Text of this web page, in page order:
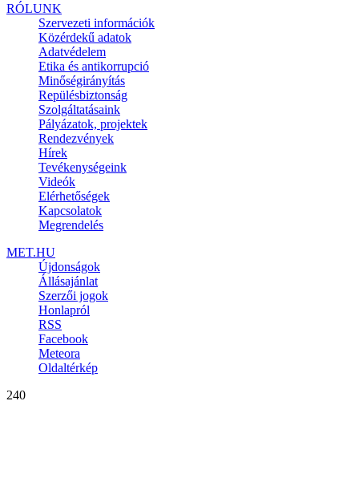
RÓLUNK
Szervezeti információk
Közérdekű adatok
Adatvédelem
Etika és antikorrupció
Minőségirányítás
Repülésbiztonság
Szolgáltatásaink
Pályázatok, projektek
Rendezvények
Hírek
Tevékenységeink
Videók
Elérhetőségek
Kapcsolatok
Megrendelés
MET.HU
Újdonságok
Állásajánlat
Szerzői jogok
Honlapról
RSS
Facebook
Meteora
Oldaltérkép
240